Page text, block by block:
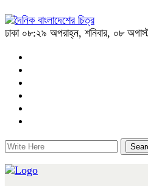
ঢাকা ০৮:২৯ অপরাহ্ন, শনিবার, ০৮